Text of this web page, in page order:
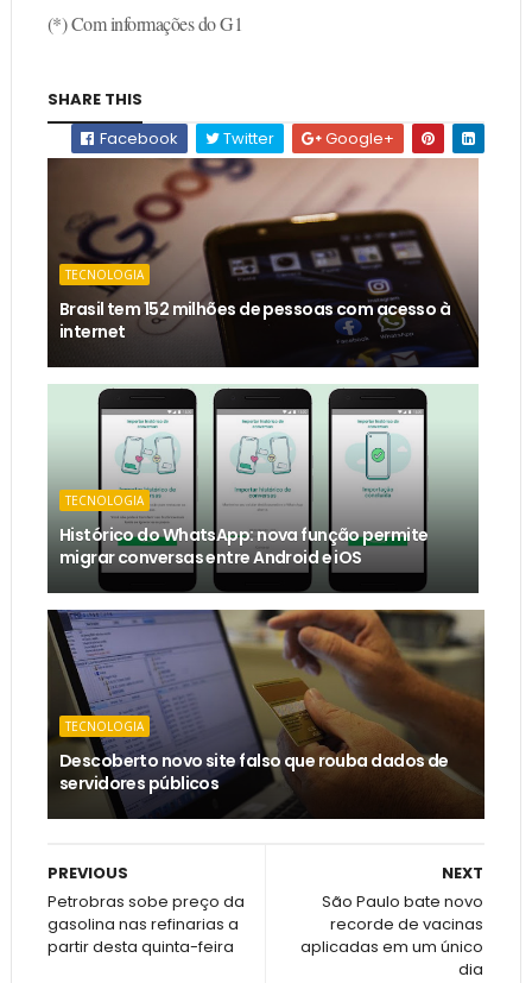
(*) Com informações do G1
SHARE THIS
Facebook
Twitter Google+
TECNOLOGIA
Brasil tem 152 milhões de pessoas com acesso à
internet
TECNOLOGIA
Histórico do WhatsApp: nova função permite
migrar conversas entre Android e iOS
TECNOLOGIA
Descoberto novo site falso que rouba dados de
servidores públicos
NEXT
São Paulo bate novo
recorde de vacinas
aplicadas em um único
dia
PREVIOUS
Petrobras sobe preço da
gasolina nas refinarias a
partir desta quinta-feira